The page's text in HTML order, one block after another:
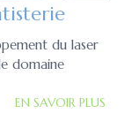
du laser
domaine
EN SAVOIR PLUS